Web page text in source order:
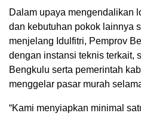
Dalam upaya mengendalikan
dan kebutuhan pokok lainnya
menjelang Idulfitri, Pemprov
dengan instansi teknis terkait,
Bengkulu serta pemerintah
menggelar pasar murah
“Kami menyiapkan minimal